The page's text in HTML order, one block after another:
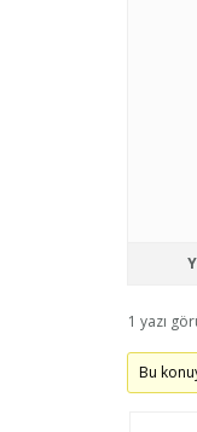
1 yazı
Bu